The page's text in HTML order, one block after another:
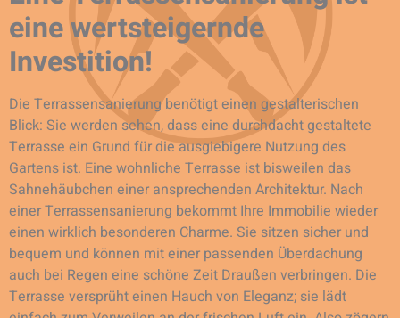
eine wertsteigernde
Investition!
Die Terrassensanierung benötigt einen gestalterischen
Blick: Sie werden sehen, dass eine durchdacht gestaltete
Terrasse ein Grund für die ausgiebigere Nutzung des
Gartens ist. Eine wohnliche Terrasse ist bisweilen das
Sahnehäubchen einer ansprechenden Architektur. Nach
einer Terrassensanierung bekommt Ihre Immobilie wieder
einen wirklich besonderen Charme. Sie sitzen sicher und
bequem und können mit einer passenden Überdachung
auch bei Regen eine schöne Zeit Draußen verbringen. Die
Terrasse versprüht einen Hauch von Eleganz; sie lädt